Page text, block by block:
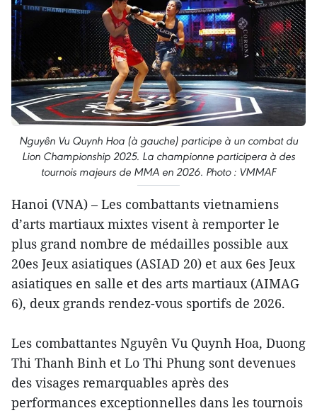
Nguyên Vu Quynh Hoa (à gauche) participe à un combat du
Lion Championship 2025. La championne participera à des
tournois majeurs de MMA en 2026. Photo : VMMAF
Hanoi (VNA) – Les combattants vietnamiens
d’arts martiaux mixtes visent à remporter le
plus grand nombre de médailles possible aux
20es Jeux asiatiques (ASIAD 20) et aux 6es Jeux
asiatiques en salle et des arts martiaux (AIMAG
6), deux grands rendez-vous sportifs de 2026.
Les combattantes Nguyên Vu Quynh Hoa, Duong
Thi Thanh Binh et Lo Thi Phung sont devenues
des visages remarquables après des
performances exceptionnelles dans les tournois